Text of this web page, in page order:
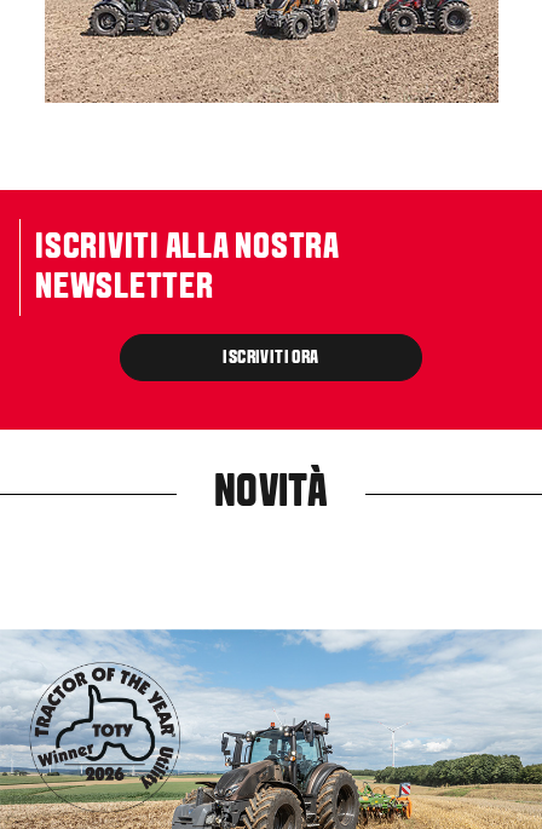
ISCRIVITI ALLA NOSTRA
NEWSLETTER
ISCRIVITI ORA
NOVITÀ